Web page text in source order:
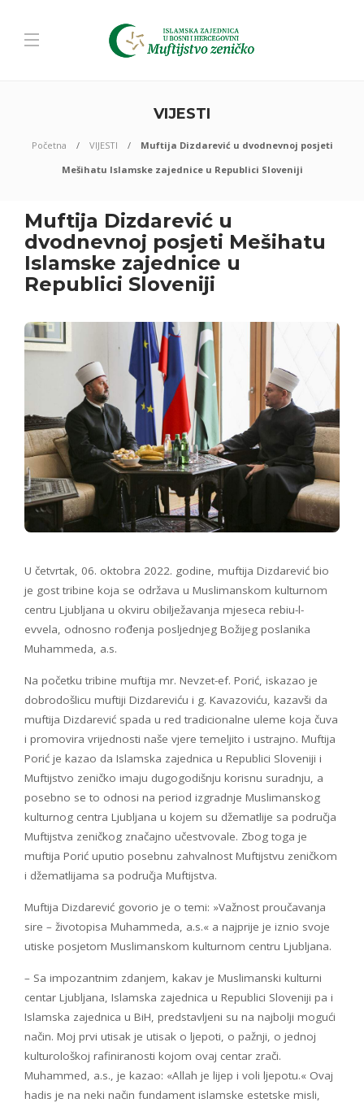
VIJESTI
Početna VIJESTI
Muftija Dizdarević u dvodnevnoj posjeti
Mešihatu Islamske zajednice u Republici Sloveniji
Muftija Dizdarević u
dvodnevnoj posjeti Mešihatu
Islamske zajednice u
Republici Sloveniji
U četvrtak, 06. oktobra 2022. godine, muftija Dizdarević bio
je gost tribine koja se održava u Muslimanskom kulturnom
centru Ljubljana u okviru obilježavanja mjeseca rebiu-l-
evvela, odnosno rođenja posljednjeg Božijeg poslanika
Muhammeda, a.s.
Na početku tribine muftija mr. Nevzet-ef. Porić, iskazao je
dobrodošlicu muftiji Dizdareviću i g. Kavazoviću, kazavši da
muftija Dizdarević spada u red tradicionalne uleme koja čuva
i promovira vrijednosti naše vjere temeljito i ustrajno. Muftija
Porić je kazao da Islamska zajednica u Republici Sloveniji i
Muftijstvo zeničko imaju dugogodišnju korisnu suradnju, a
posebno se to odnosi na period izgradnje Muslimanskog
kulturnog centra Ljubljana u kojem su džematlije sa područja
Muftijstva zeničkog značajno učestvovale. Zbog toga je
muftija Porić uputio posebnu zahvalnost Muftijstvu zeničkom
i džematlijama sa područja Muftijstva.
Muftija Dizdarević govorio je o temi: »Važnost proučavanja
sire – životopisa Muhammeda, a.s.« a najprije je iznio svoje
utiske posjetom Muslimanskom kulturnom centru Ljubljana.
– Sa impozantnim zdanjem, kakav je Muslimanski kulturni
centar Ljubljana, Islamska zajednica u Republici Sloveniji pa i
Islamska zajednica u BiH, predstavljeni su na najbolji mogući
način. Moj prvi utisak je utisak o ljepoti, o pažnji, o jednoj
kulturološkoj rafiniranosti kojom ovaj centar zrači.
Muhammed, a.s., je kazao: «Allah je lijep i voli ljepotu.« Ovaj
hadis je na neki način fundament islamske estetske misli,